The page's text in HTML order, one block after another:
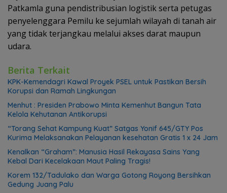
Patkamla guna pendistribusian logistik serta petugas
penyelenggara Pemilu ke sejumlah wilayah di tanah air
yang tidak terjangkau melalui akses darat maupun
udara.
Berita Terkait
KPK-Kemendagri Kawal Proyek PSEL untuk Pastikan Bersih
Korupsi dan Ramah Lingkungan
Menhut : Presiden Prabowo Minta Kemenhut Bangun Tata
Kelola Kehutanan Antikorupsi
“Torang Sehat Kampung Kuat” Satgas Yonif 645/GTY Pos
Kurima Melaksanakan Pelayanan kesehatan Gratis 1 x 24 Jam
Kenalkan “Graham”: Manusia Hasil Rekayasa Sains Yang
Kebal Dari Kecelakaan Maut Paling Tragis!
Korem 132/Tadulako dan Warga Gotong Royong Bersihkan
Gedung Juang Palu